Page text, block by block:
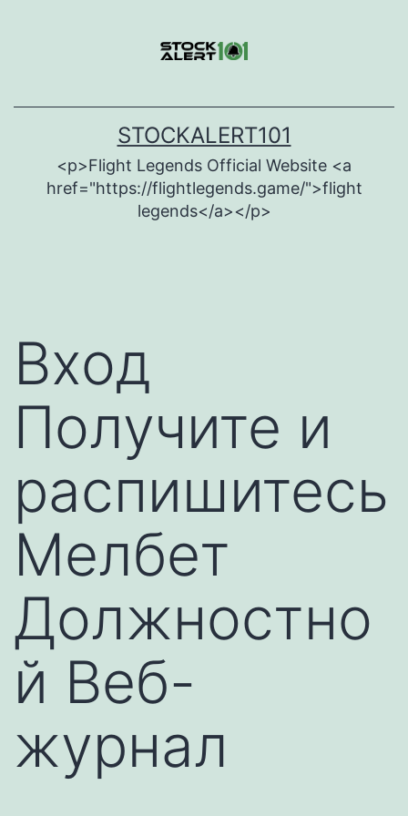
STOCKALERT101
<p>Flight Legends Official Website <a
href="https://flightlegends.game/">flight
legends</a></p>
Вход
Получите и
распишитесь
Мелбет
Должностно
й Веб-
журнал